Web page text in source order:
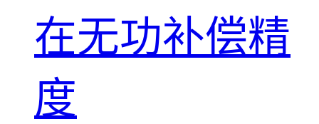
在无功补偿精
度